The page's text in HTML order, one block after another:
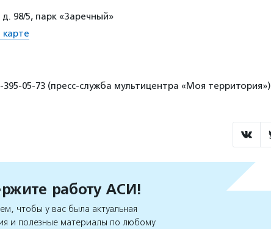
98/5, парк «Заречный»
05-73 (пресс-служба мультицентра «Моя территория»)
работу АСИ!
чтобы у вас была актуальная
и полезные материалы по любому